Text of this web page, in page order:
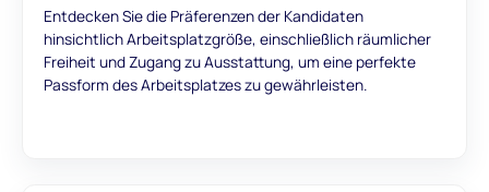
Entdecken Sie die Präferenzen der Kandidaten
hinsichtlich Arbeitsplatzgröße, einschließlich räumlicher
Freiheit und Zugang zu Ausstattung, um eine perfekte
Passform des Arbeitsplatzes zu gewährleisten.